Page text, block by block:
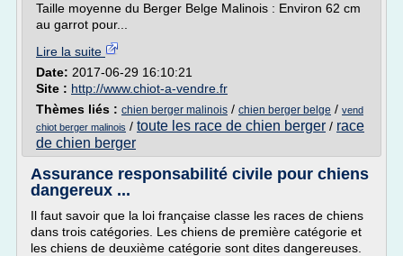
Taille moyenne du Berger Belge Malinois : Environ 62 cm
au garrot pour...
Lire la suite
Date: 2017-06-29 16:10:21
Site : http://www.chiot-a-vendre.fr
Thèmes liés : chien berger malinois / chien berger belge / vend
chiot berger malinois / toute les race de chien berger / race
de chien berger
Assurance responsabilité civile pour chiens
dangereux ...
Il faut savoir que la loi française classe les races de chiens
dans trois catégories. Les chiens de première catégorie et
les chiens de deuxième catégorie sont dites dangereuses.